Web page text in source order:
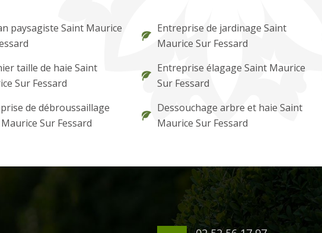
paysagiste Saint Maurice
taille de haie Saint
Sur Fessard
de débroussaillage
Sur Fessard
Entreprise de jardinage Saint
Maurice Sur Fessard
Entreprise élagage Saint Maurice
Sur Fessard
Dessouchage arbre et haie Saint
Maurice Sur Fessard